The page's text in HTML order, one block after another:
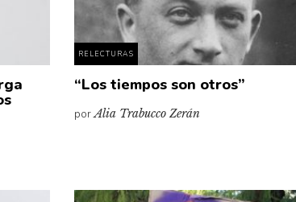
RELECTURAS
“Los tiempos son otros”
porAlia Trabucco Zerán